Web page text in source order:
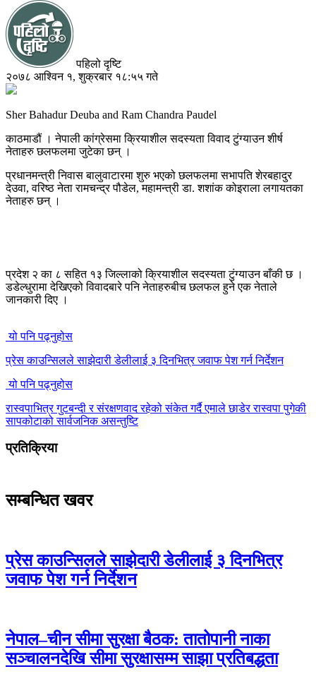
पहिलो दृष्टि
२०७८ आश्विन १, शुक्रबार १८:५५ गते
Sher Bahadur Deuba and Ram Chandra Paudel
काठमाडौं । नेपाली कांग्रेसमा क्रियाशील सदस्यता विवाद टुंग्याउन शीर्ष
नेताहरु छलफलमा जुटेका छन् ।
प्रधानमन्त्री निवास बालुवाटारमा शुरु भएको छलफलमा सभापति शेरबहादुर
देउवा, वरिष्ठ नेता रामचन्द्र पौडेल, महामन्त्री डा. शशांक कोइराला लगायतका
नेताहरु छन् ।
प्रदेश २ का ८ सहित १३ जिल्लाको क्रियाशील सदस्यता टुंग्याउन बाँकी छ ।
डडेल्धुरामा देखिएको विवादबारे पनि नेताहरुबीच छलफल हुने एक नेताले
जानकारी दिए ।
यो पनि पढ्नुहोस
प्रेस काउन्सिलले साझेदारी डेलीलाई ३ दिनभित्र जवाफ पेश गर्न निर्देशन
यो पनि पढ्नुहोस
रास्वपाभित्र गुटबन्दी र संरक्षणवाद रहेको संकेत गर्दै एमाले छाडेर रास्वपा पुगेकी
सापकोटाको सार्वजनिक असन्तुष्टि
प्रतिक्रिया
सम्बन्धित खवर
प्रेस काउन्सिलले साझेदारी डेलीलाई ३ दिनभित्र
जवाफ पेश गर्न निर्देशन
नेपाल–चीन सीमा सुरक्षा बैठक: तातोपानी नाका
सञ्चालनदेखि सीमा सुरक्षासम्म साझा प्रतिबद्धता